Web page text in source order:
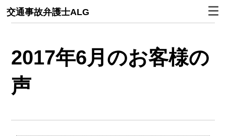
交通事故弁護士ALG
2017年6月のお客様の
声